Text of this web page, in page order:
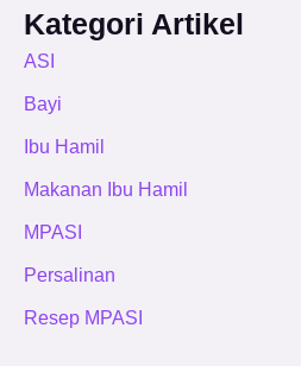
Kategori Artikel
ASI
Bayi
Ibu Hamil
Makanan Ibu Hamil
MPASI
Persalinan
Resep MPASI